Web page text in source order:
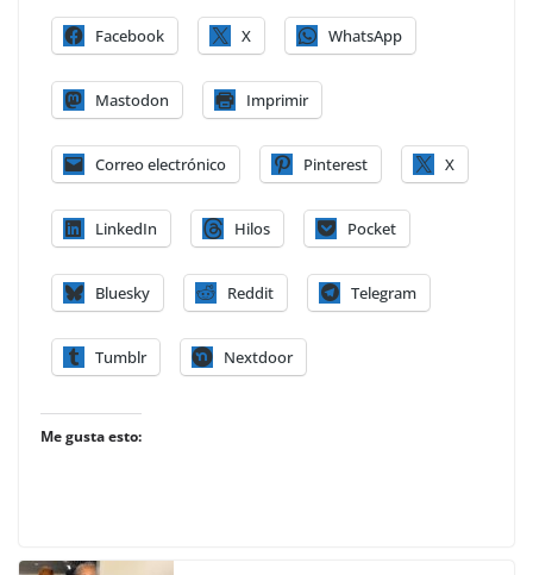
Facebook X WhatsApp
Mastodon Imprimir
Correo electrónico Pinterest X
LinkedIn Hilos Pocket
Bluesky Reddit Telegram
Tumblr Nextdoor
Me gusta esto: